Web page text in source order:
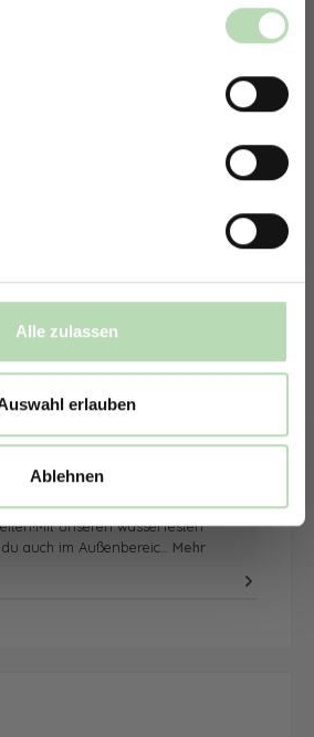
Alle zulassen
erlauben
Ablehnen
Rückwand konfigurieren?
es möglich.
den Anwendungsbereich, die Größe
Rückwand. Anschließend kannst du dein
dargestellt. Parallel erhältst du dein
welches du direkt bei uns bestellen
neue
unseren wasserfesten
auch im Außenbereic… Mehr